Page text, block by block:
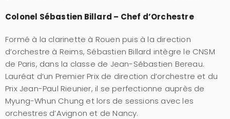
Colonel Sébastien Billard – Chef d’Orchestre
Formé à la clarinette à Rouen puis à la direction
d’orchestre à Reims, Sébastien Billard intègre le CNSM
de Paris, dans la classe de Jean-Sébastien Bereau.
Lauréat d’un Premier Prix de direction d’orchestre et du
Prix Jean-Paul Rieunier, il se perfectionne auprès de
Myung-Whun Chung et lors de sessions avec les
orchestres d’Avignon et de Nancy.